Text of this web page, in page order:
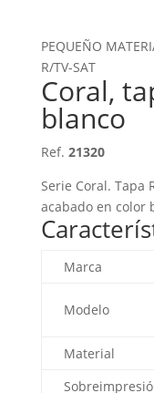
PEQUEÑO
R/TV-SAT
Coral,
blanco
Ref. 21320
Serie Coral. Tapa
acabado en color
Marca
Modelo
Material